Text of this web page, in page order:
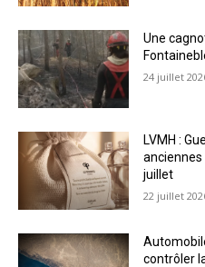
Une
24 juillet
LVMH :
anciennes
juillet
22 juillet
contrôler